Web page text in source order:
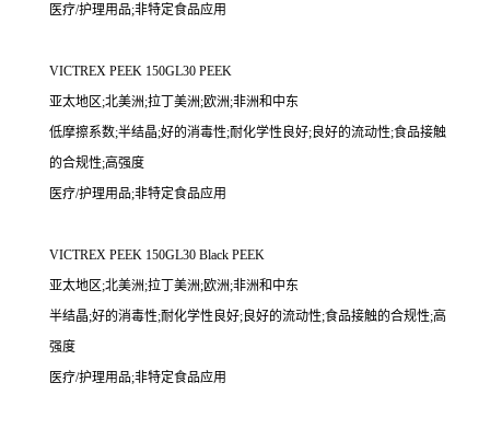
医疗/护理用品;非特定食品应用
VICTREX PEEK 150GL30 PEEK
亚太地区;北美洲;拉丁美洲;欧洲;非洲和中东
低摩擦系数;半结晶;好的消毒性;耐化学性良好;良好的流动性;食品接触
的合规性;高强度
医疗/护理用品;非特定食品应用
VICTREX PEEK 150GL30 Black PEEK
亚太地区;北美洲;拉丁美洲;欧洲;非洲和中东
半结晶;好的消毒性;耐化学性良好;良好的流动性;食品接触的合规性;高
强度
医疗/护理用品;非特定食品应用